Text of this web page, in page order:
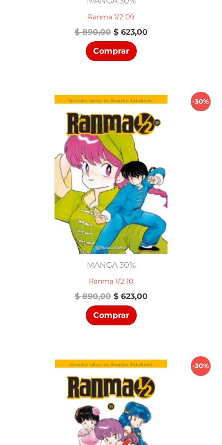
Ranma 1/2 09
$890,00 El
precio
original
era:
$623,00El
Comprar
-30%
MANGA 30%
Ranma 1/2 10
$890,00 El
precio
original
era:
$623,00El
Comprar
-30%